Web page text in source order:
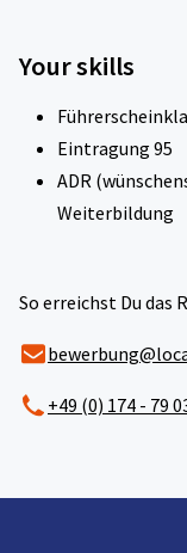
Your skills
Eintragung 95
ADR
Weiterbildung
So erreichst Du das
+49 (0) 174 - 79